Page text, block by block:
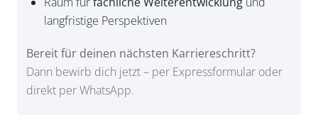
langfristige Perspektiven
Bereit für deinen nächsten Karriereschritt?
Dann bewirb dich jetzt – per Expressformular oder
direkt per WhatsApp.